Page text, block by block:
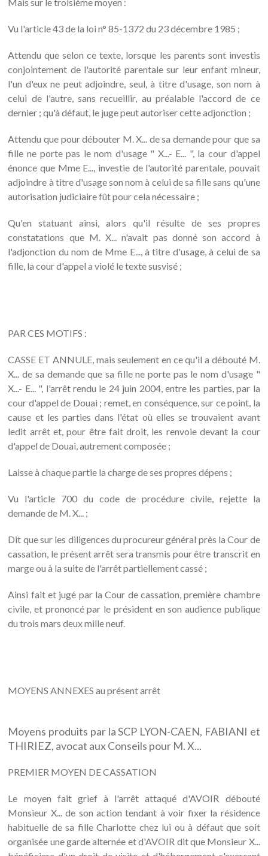
Vu l'article 43 de la loi n° 85-1372 du 23 décembre 1985 ;
Attendu que selon ce texte, lorsque les parents sont investis
conjointement de l'autorité parentale sur leur enfant mineur,
l'un d'eux ne peut adjoindre, seul, à titre d'usage, son nom à
celui de l'autre, sans recueillir, au préalable l'accord de ce
dernier ; qu'à défaut, le juge peut autoriser cette adjonction ;
Attendu que pour débouter M. X... de sa demande pour que sa
fille ne porte pas le nom d'usage " X...- E... ", la cour d'appel
énonce que Mme E..., investie de l'autorité parentale, pouvait
adjoindre à titre d'usage son nom à celui de sa fille sans qu'une
autorisation judiciaire fût pour cela nécessaire ;
Qu'en statuant ainsi, alors qu'il résulte de ses propres
constatations que M. X... n'avait pas donné son accord à
l'adjonction du nom de Mme E..., à titre d'usage, à celui de sa
fille, la cour d'appel a violé le texte susvisé ;
PAR CES MOTIFS :
CASSE ET ANNULE, mais seulement en ce qu'il a débouté M.
X... de sa demande que sa fille ne porte pas le nom d'usage "
X...- E... ", l'arrêt rendu le 24 juin 2004, entre les parties, par la
cour d'appel de Douai ; remet, en conséquence, sur ce point, la
cause et les parties dans l'état où elles se trouvaient avant
ledit arrêt et, pour être fait droit, les renvoie devant la cour
d'appel de Douai, autrement composée ;
Laisse à chaque partie la charge de ses propres dépens ;
Vu l'article 700 du code de procédure civile, rejette la
demande de M. X... ;
Dit que sur les diligences du procureur général près la Cour de
cassation, le présent arrêt sera transmis pour être transcrit en
marge ou à la suite de l'arrêt partiellement cassé ;
Ainsi fait et jugé par la Cour de cassation, première chambre
civile, et prononcé par le président en son audience publique
du trois mars deux mille neuf.
MOYENS ANNEXES au présent arrêt
Moyens produits par la SCP LYON-CAEN, FABIANI et
THIRIEZ, avocat aux Conseils pour M. X...
PREMIER MOYEN DE CASSATION
Le moyen fait grief à l'arrêt attaqué d'AVOIR débouté
Monsieur X... de son action tendant à voir fixer la résidence
habituelle de sa fille Charlotte chez lui ou à défaut que soit
organisée une garde alternée et d'AVOIR dit que Monsieur X...